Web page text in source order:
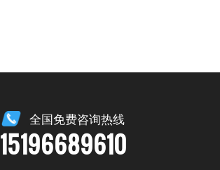
全国免费咨询热线
15196689610